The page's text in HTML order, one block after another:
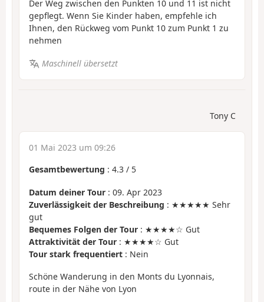
Der Weg zwischen den Punkten 10 und 11 ist nicht
gepflegt. Wenn Sie Kinder haben, empfehle ich
Ihnen, den Rückweg vom Punkt 10 zum Punkt 1 zu
nehmen
Maschinell übersetzt
Tony C
01 Mai 2023 um 09:26
Gesamtbewertung : 4.3 / 5
Datum deiner Tour : 09. Apr 2023
Zuverlässigkeit der Beschreibung : ★★★★★ Sehr
gut
Bequemes Folgen der Tour : ★★★★☆ Gut
Attraktivität der Tour : ★★★★☆ Gut
Tour stark frequentiert : Nein
Schöne Wanderung in den Monts du Lyonnais,
route in der Nähe von Lyon